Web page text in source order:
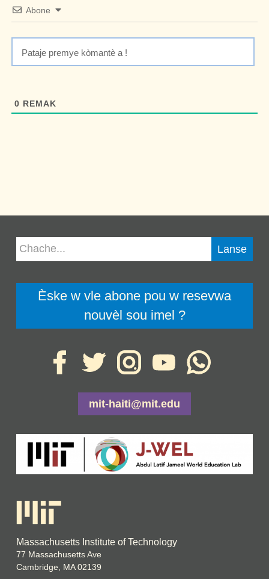
Abone
0 REMAK
Èske w vle abone pou w resevwa
nouvèl sou imel ?
mit-haiti@mit.edu
Massachusetts Institute of Technology
77 Massachusetts Ave
Cambridge, MA 02139